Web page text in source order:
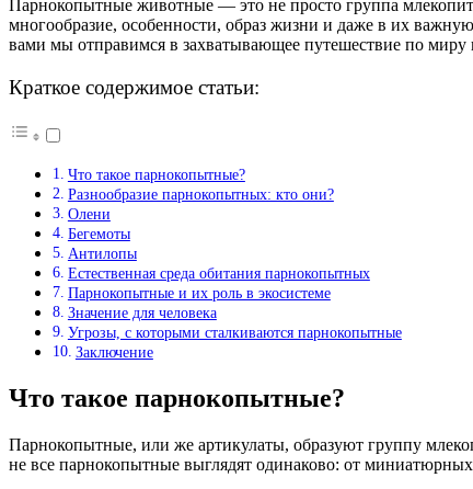
Парнокопытные животные — это не просто группа
многообразие, особенности, образ жизни и даже в их
вами мы отправимся в захватывающее путешествие по
Краткое содержимое статьи:
Что такое парнокопытные?
Разнообразие парнокопытных: кто они?
Олени
Бегемоты
Антилопы
Естественная среда обитания парнокопытных
Парнокопытные и их роль в экосистеме
Значение для человека
Угрозы, с которыми сталкиваются парнокопытные
Заключение
Что такое парнокопытные?
Парнокопытные, или же артикулаты, образуют группу
не все парнокопытные выглядят одинаково: от